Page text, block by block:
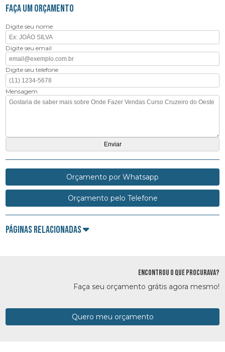
FAÇA UM ORÇAMENTO
Digite seu nome
Digite seu email
Digite seu telefone
Mensagem
Orçamento por Whatsapp
Orçamento pelo Telefone
Páginas Relacionadas
ENCONTROU O QUE PROCURAVA?
Faça seu orçamento grátis agora mesmo!
Quero meu orçamento